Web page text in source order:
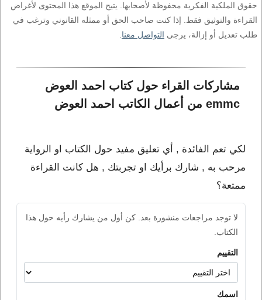
حقوق الملكية الفكرية محفوظة لأصحابها. يتيح الموقع هذا المحتوى لأغراض
القراءة والتوثيق فقط. إذا كنت صاحب الحق أو ممثله القانوني وترغب في
طلب تعديل أو إزالة، يرجى التواصل معنا
مشاركات القراء حول كتاب احمد العوض
emmc من أعمال الكاتب احمد العوض
لكي تعم الفائدة , أي تعليق مفيد حول الكتاب او الرواية
مرحب به , شارك برأيك او تجربتك , هل كانت القراءة
ممتعة؟
لا توجد مراجعات منشورة بعد. كن أول من يشارك رأيه حول هذا
الكتاب.
التقييم
اسمك